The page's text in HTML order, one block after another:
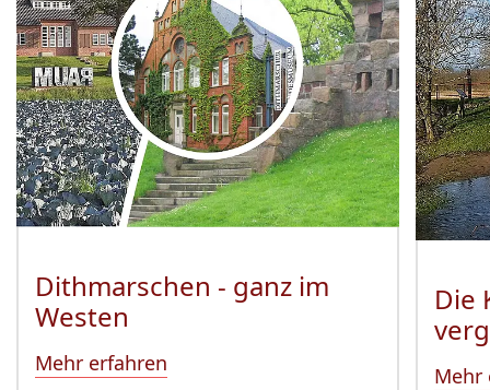
Dithmarschen - ganz im
Westen
Mehr erfahren
Die
Mehr